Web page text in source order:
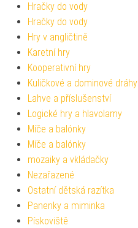
Hračky do vody
Hračky do vody
Hry v angličtině
Karetní hry
Kooperativní hry
Kuličkové a dominové dráhy
Lahve a příslušenství
Logické hry a hlavolamy
Míče a balónky
Míče a balónky
mozaiky a vkládačky
Nezařazené
Ostatní dětská razítka
Panenky a miminka
Pískoviště